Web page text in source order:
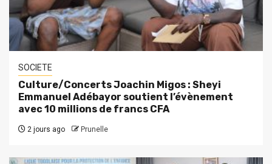
SOCIETE
Culture/Concerts Joachin Migos : Sheyi
Emmanuel Adébayor soutient l’évènement
avec 10 millions de francs CFA
2 jours ago Prunelle